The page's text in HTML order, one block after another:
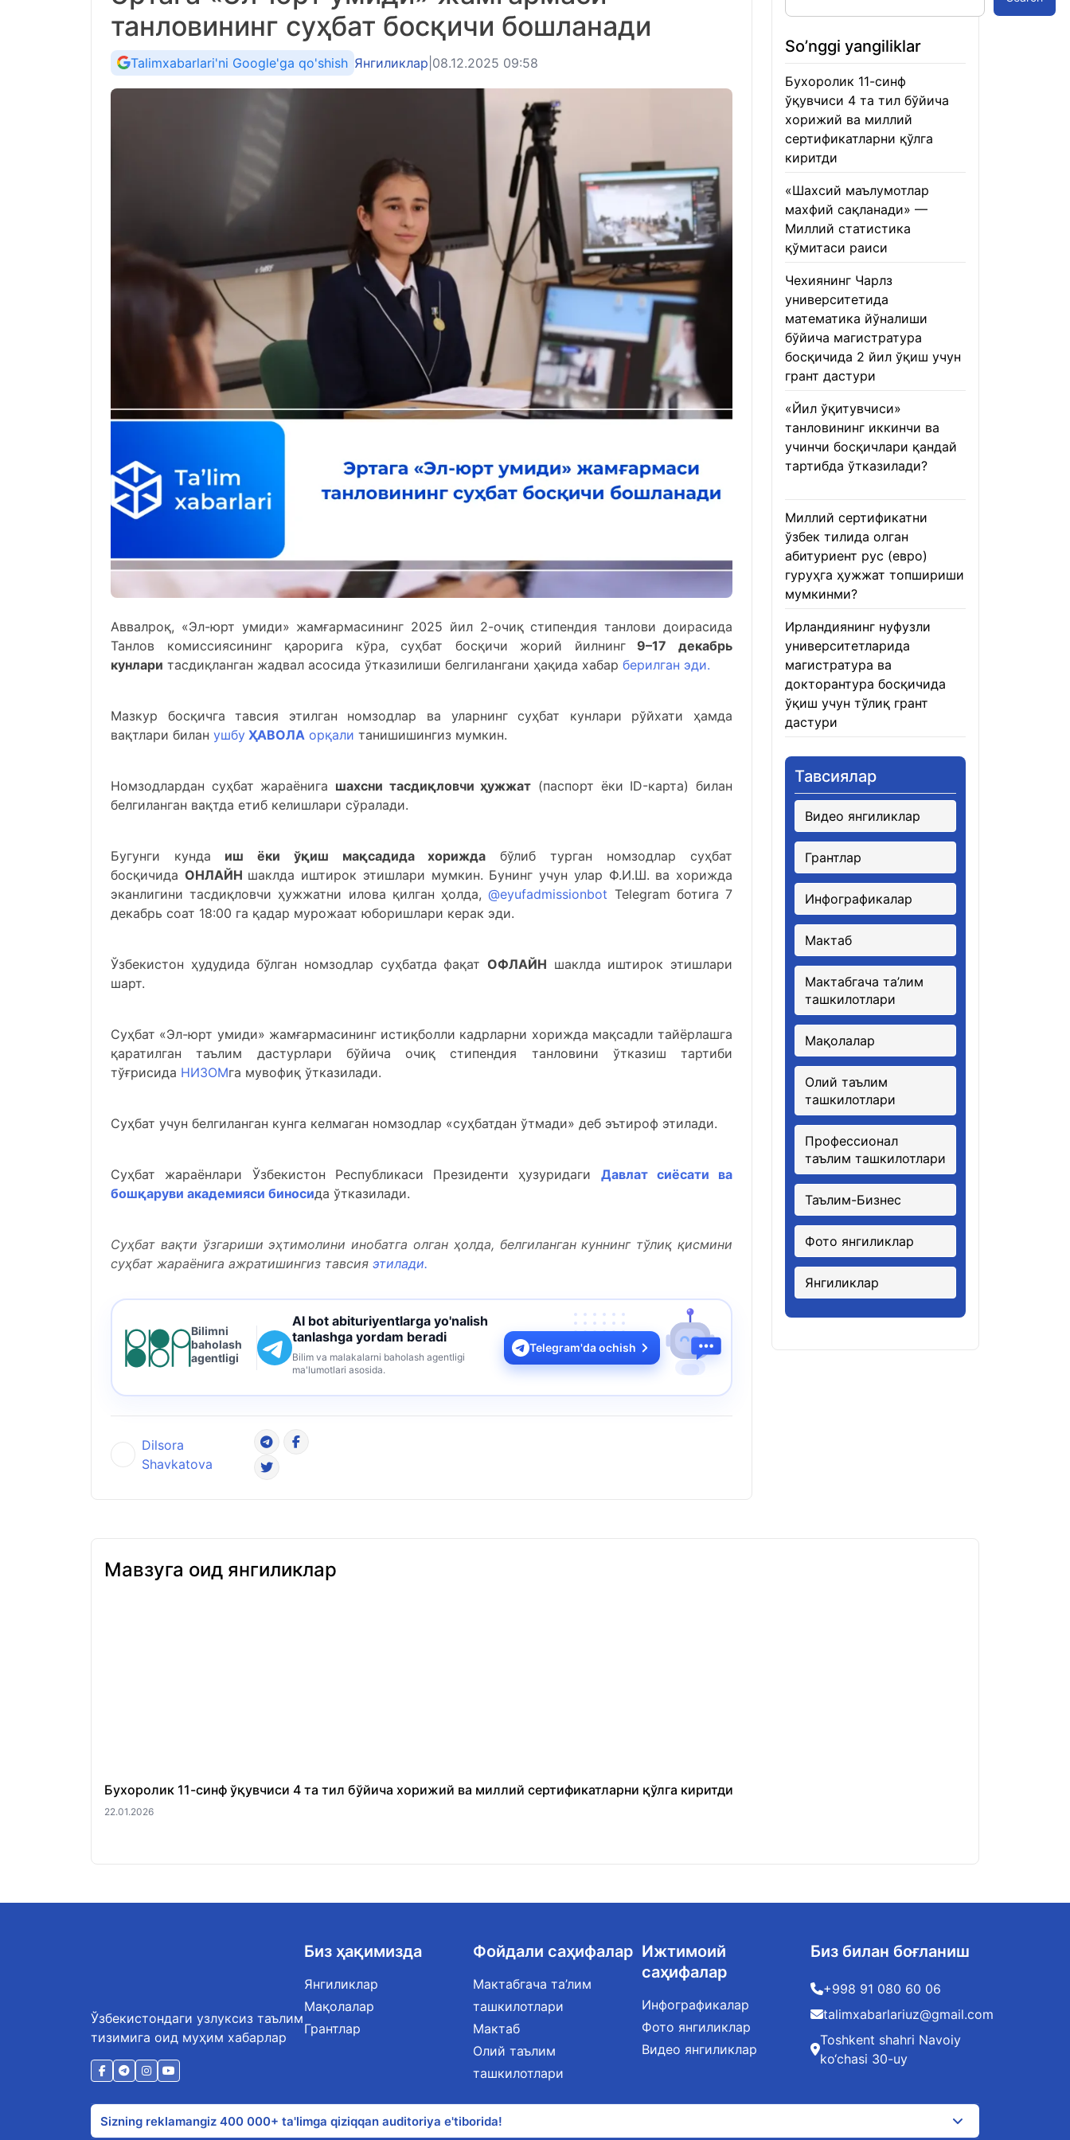
танловининг суҳбат босқичи бошланади
Talimxabarlari'ni Google'ga qo'shish Янгиликлар 08.12.2025 09:58
Аввалроқ, «Эл-юрт умиди» жамғармасининг 2025 йил 2-очиқ стипендия танлови доирасида
Танлов комиссиясининг қарорига кўра, суҳбат босқичи жорий йилнинг9–17 декабрь
кунлари тасдиқланган жадвал асосида ўтказилиши белгилангани ҳақида хабар берилган эди.
Мазкур босқичга тавсия этилган номзодлар ва уларнинг суҳбат кунлари рўйхати ҳамда
вақтлари билан ушбу ҲАВОЛА орқали танишишингиз мумкин.
Номзодлардан суҳбат жараёнига шахсни тасдиқловчи ҳужжат (паспорт ёки ID-карта) билан
белгиланган вақтда етиб келишлари сўралади.
Бугунги кунда иш ёки ўқиш мақсадида хорижда бўлиб турган номзодлар суҳбат
босқичида ОНЛАЙН шаклда иштирок этишлари мумкин. Бунинг учун улар Ф.И.Ш. ва хорижда
эканлигини тасдиқловчи ҳужжатни илова қилган ҳолда,@eyufadmissionbot Telegram ботига 7
декабрь соат 18:00 га қадар мурожаат юборишлари керак эди.
Ўзбекистон ҳудудида бўлган номзодлар суҳбатда фақат ОФЛАЙН шаклда иштирок этишлари
шарт.
Суҳбат «Эл-юрт умиди» жамғармасининг истиқболли кадрларни хорижда мақсадли тайёрлашга
қаратилган таълим дастурлари бўйича очиқ стипендия танловини ўтказиш тартиби
тўғрисида НИЗОМга мувофиқ ўтказилади.
Суҳбат учун белгиланган кунга келмаган номзодлар «суҳбатдан ўтмади» деб эътироф этилади.
Суҳбат жараёнлари Ўзбекистон Республикаси Президенти ҳузуридаги Давлат сиёсати ва
бошқаруви академияси биносида ўтказилади.
Суҳбат вақти ўзгариши эҳтимолини инобатга олган ҳолда, белгиланган куннинг тўлиқ қисмини
суҳбат жараёнига ажратишингиз тавсия этилади.
Bilimni
baholash
agentligi
AI bot abituriyentlarga yo'nalish
tanlashga yordam beradi
Bilim va malakalarni baholash agentligi
ma'lumotlari asosida.
Telegram'da ochish
Dilsora
Shavkatova
So’nggi yangiliklar
Бухоролик 11-синф
ўқувчиси 4 та тил бўйича
хорижий ва миллий
сертификатларни қўлга
киритди
«Шахсий маълумотлар
махфий сақланади» —
Миллий статистика
қўмитаси раиси
Чехиянинг Чарлз
университетида
математика йўналиши
бўйича магистратура
босқичида 2 йил ўқиш учун
грант дастури
«Йил ўқитувчиси»
танловининг иккинчи ва
учинчи босқичлари қандай
тартибда ўтказилади?
Миллий сертификатни
ўзбек тилида олган
абитуриент рус (евро)
гуруҳга ҳужжат топшириши
мумкинми?
Ирландиянинг нуфузли
университетларида
магистратура ва
докторантура босқичида
ўқиш учун тўлиқ грант
дастури
Тавсиялар
Видео янгиликлар
Грантлар
Инфографикалар
Мактаб
Мактабгача та’лим
ташкилотлари
Мақолалар
Олий таълим
ташкилотлари
Профессионал
таълим ташкилотлари
Таълим-Бизнес
Фото янгиликлар
Янгиликлар
Мавзуга оид янгиликлар
Бухоролик 11-синф ўқувчиси 4 та тил бўйича хорижий ва миллий сертификатларни қўлга киритди
22.01.2026
Ўзбекистондаги узлуксиз таълим
тизимига оид муҳим хабарлар
Биз ҳақимизда
Янгиликлар
Мақолалар
Грантлар
Фойдали саҳифалар
Мактабгача та’лим
ташкилотлари
Мактаб
Олий таълим
ташкилотлари
Ижтимоий
саҳифалар
Инфографикалар
Фото янгиликлар
Видео янгиликлар
Биз билан боғланиш
+998 91 080 60 06
talimxabarlariuz@gmail.com
Toshkent shahri Navoiy
ko‘chasi 30-uy
Sizning reklamangiz 400 000+ ta'limga qiziqqan auditoriya e'tiborida!